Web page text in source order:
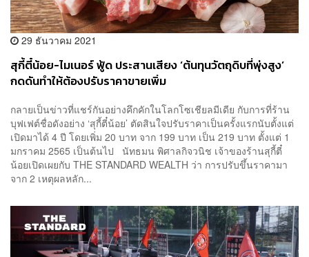
29 ธันวาคม 2021
สุกี้ตี๋น้อย-ไมเนอร์ ฟู้ด ประสานเสียง ‘ต้นทุนวัตถุดิบที่พุ่งสูง’
กดดันทำให้ต้องปรับราคาขายเพิ่ม
กลายเป็นข่าวที่แชร์กันอย่างคึกคักในโลกโซเชียลมีเดีย กับการที่ร้าน
บุฟเฟต์ชื่อดังอย่าง ‘สุกี้ตี๋น้อย’ ตัดสินใจปรับราคาเป็นครั้งแรกนับตั้งแต่
เปิดมาได้ 4 ปี โดยเพิ่ม 20 บาท จาก 199 บาท เป็น 219 บาท ตั้งแต่ 1
มกราคม 2565 เป็นต้นไป นัทธมน พิศาลกิจวนิช เจ้าของร้านสุกี้ตี๋
น้อยเปิดเผยกับ THE STANDARD WEALTH ว่า การปรับขึ้นราคามา
จาก 2 เหตุผลหลัก...